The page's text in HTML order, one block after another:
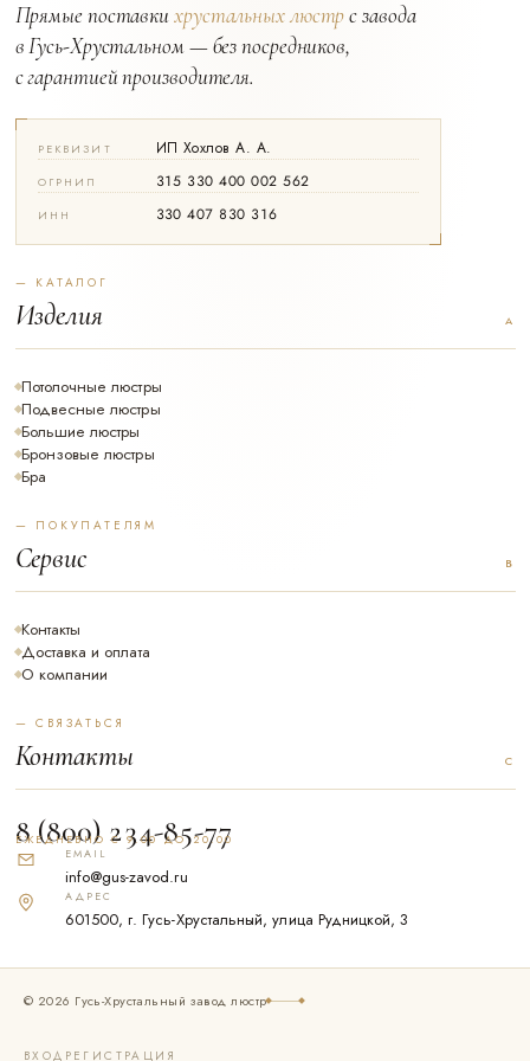
Прямые поставкихрустальных люстрс завода
в Гусь-Хрустальном — без посредников,
с гарантией производителя.
РЕКВИЗИТ ИП Хохлов А. А.
ОГРНИП 315 330 400 002 562
ИНН 330 407 830 316
— КАТАЛОГ
Изделия
Потолочные люстры
Подвесные люстры
Большие люстры
Бронзовые люстры
Бра
— ПОКУПАТЕЛЯМ
Сервис
Контакты
Доставка и оплата
О компании
— СВЯЗАТЬСЯ
Контакты
8 (800) 234-85-77
ЕЖЕДНЕВНО С 9.00 ДО 20.00
EMAIL
info@gus-zavod.ru
АДРЕС
601500, г. Гусь-Хрустальный, улица Рудницкой, 3
© 2026 Гусь-Хрустальный завод люстр
ВХОД РЕГИСТРАЦИЯ